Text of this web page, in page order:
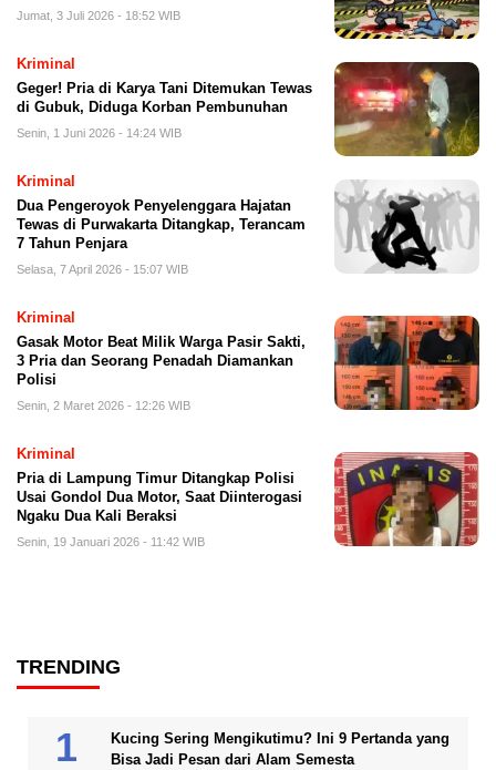
Jumat, 3 Juli 2026 - 18:52 WIB
Kriminal
Geger! Pria di Karya Tani Ditemukan Tewas
di Gubuk, Diduga Korban Pembunuhan
Senin, 1 Juni 2026 - 14:24 WIB
Kriminal
Dua Pengeroyok Penyelenggara Hajatan
Tewas di Purwakarta Ditangkap, Terancam
7 Tahun Penjara
Selasa, 7 April 2026 - 15:07 WIB
Kriminal
Gasak Motor Beat Milik Warga Pasir Sakti,
3 Pria dan Seorang Penadah Diamankan
Polisi
Senin, 2 Maret 2026 - 12:26 WIB
Kriminal
Pria di Lampung Timur Ditangkap Polisi
Usai Gondol Dua Motor, Saat Diinterogasi
Ngaku Dua Kali Beraksi
Senin, 19 Januari 2026 - 11:42 WIB
TRENDING
Kucing Sering Mengikutimu? Ini 9 Pertanda yang
Bisa Jadi Pesan dari Alam Semesta